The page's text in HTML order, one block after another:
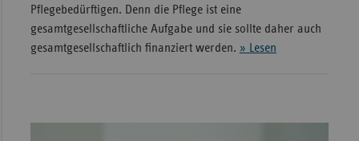
Pflegebedürftigen. Denn die Pflege ist eine
gesamtgesellschaftliche Aufgabe und sie sollte daher auch
gesamtgesellschaftlich finanziert werden. » Lesen